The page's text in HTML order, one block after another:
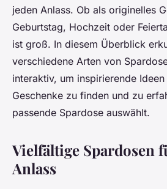
jeden Anlass. Ob als originelles
Geburtstag, Hochzeit oder
ist groß. In diesem Überblick
verschiedene Arten von
interaktiv, um inspirierende
Geschenke zu finden und zu
passende Spardose auswählt.
Vielfältige Spardosen
Anlass